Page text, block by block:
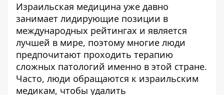
Израильская медицина уже давно
занимает лидирующие позиции в
международных рейтингах и является
лучшей в мире, поэтому многие люди
предпочитают проходить терапию
сложных патологий именно в этой стране.
Часто, люди обращаются к израильским
медикам, чтобы удалить